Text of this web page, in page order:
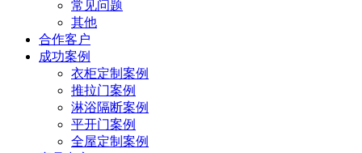
常见问题
其他
合作客户
成功案例
衣柜定制案例
推拉门案例
淋浴隔断案例
平开门案例
全屋定制案例